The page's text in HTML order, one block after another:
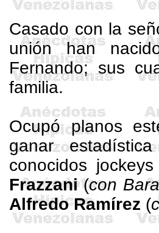
Casado con la
unión han
Fernando; sus
familia.
Ocupó planos
ganar
conocidos
Frazzani(con
Alfredo Ramírez (